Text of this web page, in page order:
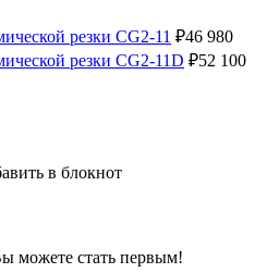
резки CG2-11 ₽46 980
резки CG2-11D ₽52 100
в блокнот
можете стать первым!